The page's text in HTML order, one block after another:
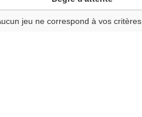
jeu ne correspond à vos critères.